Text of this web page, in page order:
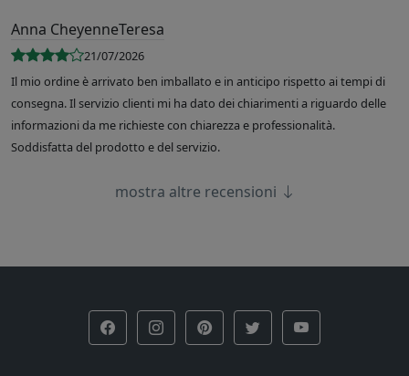
Anna CheyenneTeresa
21/07/2026
Il mio ordine è arrivato ben imballato e in anticipo rispetto ai tempi di
consegna. Il servizio clienti mi ha dato dei chiarimenti a riguardo delle
informazioni da me richieste con chiarezza e professionalità.
Soddisfatta del prodotto e del servizio.
mostra altre recensioni